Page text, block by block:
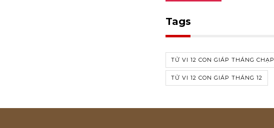
Tags
TỬ VI 12 CON GIÁP THÁNG CHẠP
TỬ VI 12 CON GIÁP THÁNG 12